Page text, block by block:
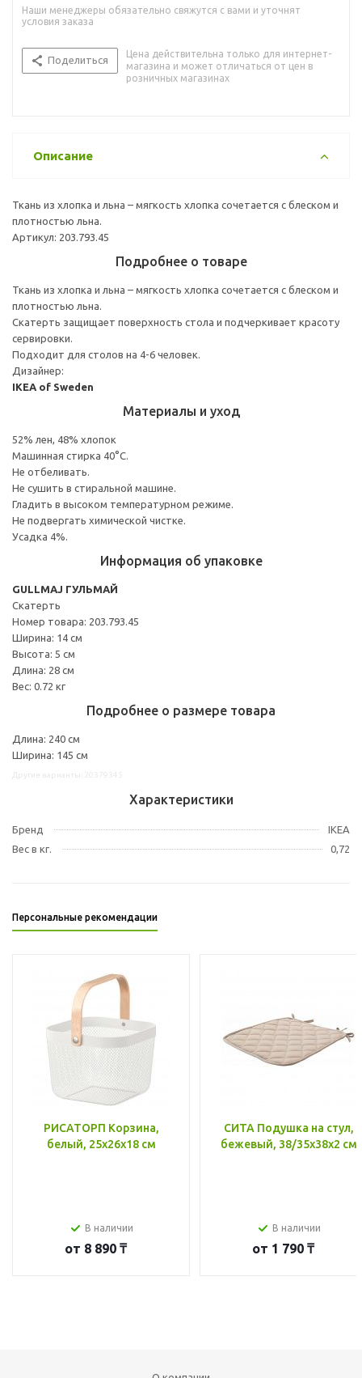
Наши менеджеры обязательно свяжутся с вами и уточнят
условия заказа
Поделиться
Цена действительна только для интернет-
магазина и может отличаться от цен в
розничных магазинах
Описание
Ткань из хлопка и льна – мягкость хлопка сочетается с блеском и
плотностью льна.
Артикул: 203.793.45
Подробнее о товаре
Ткань из хлопка и льна – мягкость хлопка сочетается с блеском и
плотностью льна.
Скатерть защищает поверхность стола и подчеркивает красоту
сервировки.
Подходит для столов на 4-6 человек.
Дизайнер:
IKEA of Sweden
Материалы и уход
52% лен, 48% хлопок
Машинная стирка 40°С.
Не отбеливать.
Не сушить в стиральной машине.
Гладить в высоком температурном режиме.
Не подвергать химической чистке.
Усадка 4%.
Информация об упаковке
GULLMAJ ГУЛЬМАЙ
Скатерть
Номер товара: 203.793.45
Ширина: 14 см
Высота: 5 см
Длина: 28 см
Вес: 0.72 кг
Подробнее о размере товара
Длина: 240 см
Ширина: 145 см
Характеристики
Бренд
IKEA
Вес в кг.
0,72
Персональные рекомендации
РИСАТОРП Корзина,
белый, 25x26x18 см
В наличии
от 8 890 ₸
СИТА Подушка на стул,
бежевый, 38/35x38x2 см
В наличии
от 1 790 ₸